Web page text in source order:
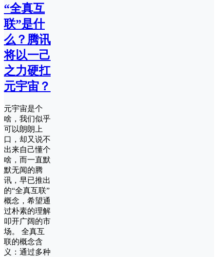
“全真互
联”是什
么？腾讯
将以一己
之力硬扛
元宇宙？
元宇宙是个
啥，我们似乎
可以朗朗上
口，却又说不
出来自己懂个
啥，而一直默
默无闻的腾
讯，早已推出
的“全真互联”
概念，希望通
过朴素的理解
叩开广阔的市
场。 全真互
联的概念含
义：通过多种